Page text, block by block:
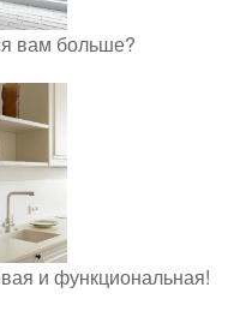
вам больше?
и функциональная!